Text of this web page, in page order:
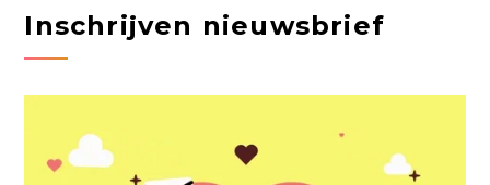
Inschrijven nieuwsbrief